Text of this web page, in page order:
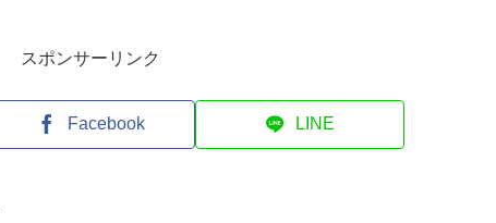
スポンサーリンク
Facebook LINE